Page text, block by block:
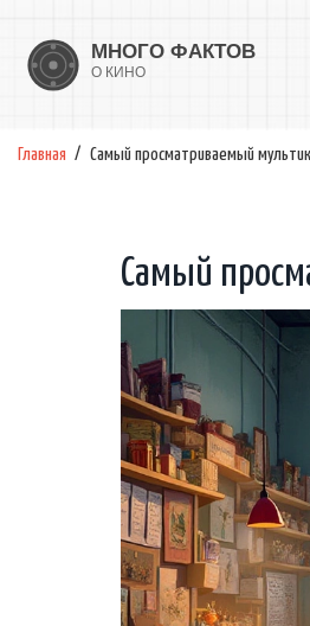
Главная Самый просматриваемый
Самый